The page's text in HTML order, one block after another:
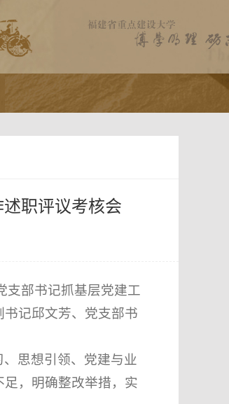
职评议考核会
支部书记抓基层党建工
记邱文芳、党支部书
思想引领、党建与业
，明确整改举措，实